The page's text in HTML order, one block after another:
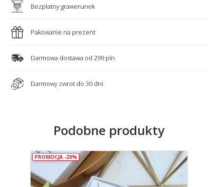
miłościBezpłatny grawerunek
Pakowanie na prezent
Darmowa dostawa od 299 pln
Darmowy zwrot do 30 dni
Podobne produkty
PROMOCJA -20%